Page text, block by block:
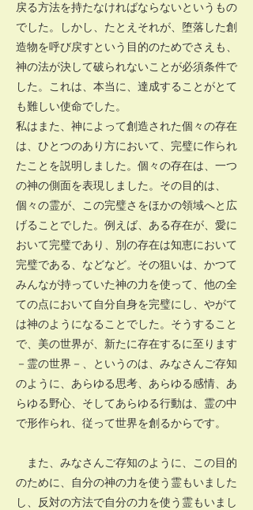
戻る方法を持たなければならないというもの
でした。しかし、たとえそれが、堕落した創
造物を呼び戻すという目的のためでさえも、
神の法が決して破られないことが必須条件で
した。これは、本当に、達成することがとて
も難しい使命でした。
私はまた、神によって創造された個々の存在
は、ひとつのあり方において、完璧に作られ
たことを説明しました。個々の存在は、一つ
の神の側面を表現しました。その目的は、
個々の霊が、この完璧さをほかの領域へと広
げることでした。例えば、ある存在が、愛に
おいて完璧であり、別の存在は知恵において
完璧である、などなど。その狙いは、かつて
みんなが持っていた神の力を使って、他の全
ての点において自分自身を完璧にし、やがて
は神のようになることでした。そうすること
で、美の世界が、新たに存在するに至ります
－霊の世界－、というのは、みなさんご存知
のように、あらゆる思考、あらゆる感情、あ
らゆる野心、そしてあらゆる行動は、霊の中
で形作られ、従って世界を創るからです。
また、みなさんご存知のように、この目的
のために、自分の神の力を使う霊もいました
し、反対の方法で自分の力を使う霊もいまし